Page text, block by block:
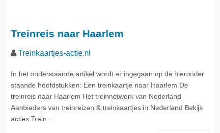
Treinreis naar Haarlem
Treinkaartjes-actie.nl
In het onderstaande artikel wordt er ingegaan op de hieronder
staande hoofdstukken: Een treinkaartje naar Haarlem De
treinreis naar Haarlem Het treinnetwerk van Nederland
Aanbieders van treinreizen & treinkaartjes in Nederland Bekijk
acties Trein…